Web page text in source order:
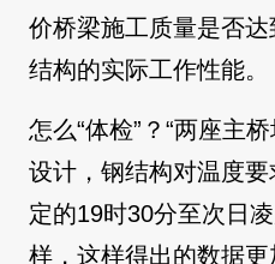
价桥梁施工质量是否
结构的实际工作性能。
怎么“体检”？“两座主
设计，钢结构对温度
定的19时30分至次日
样，这样得出的数据